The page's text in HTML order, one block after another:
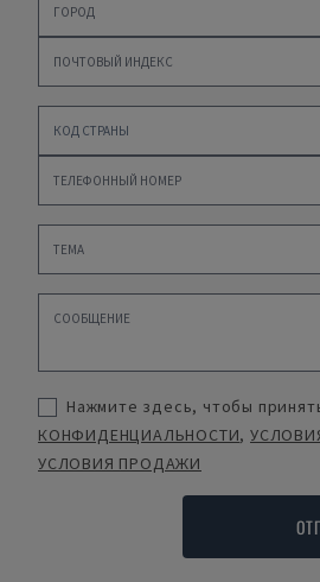
Нажмите здесь, чтобы
КОНФИДЕНЦИАЛЬНОСТИ,
УСЛОВИЯ ПРОДАЖИ